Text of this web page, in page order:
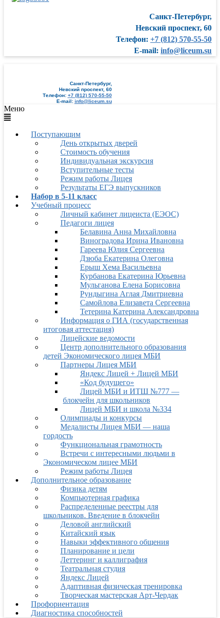
Санкт-Петербург,
Невский проспект, 60
Телефон: +7 (812) 570-55-50
E-mail: info@liceum.su
Санкт-Петербург,
Невский проспект, 60
Телефон: +7 (812) 570-55-50
E-mail: info@liceum.su
Меню
Поступающим
День открытых дверей
Стоимость обучения
Индивидуальная экскурсия
Вступительные тесты
Режим работы Лицея
Результаты ЕГЭ выпускников
Набор в 5-11 класс
Учебный процесс
Личный кабинет лицеиста (ЕЭОС)
Педагоги лицея
Белавина Анна Михайловна
Виноградова Ирина Ивановна
Гареева Юлия Сергеевна
Дзюба Екатерина Олеговна
Ерыш Хема Васильевна
Курбанова Екатерина Юрьевна
Мульганова Елена Борисовна
Рундыгина Аглая Дмитриевна
Самойлова Елизавета Сергеевна
Тетерина Катерина Александровна
Информация о ГИА (государственная
итоговая аттестация)
Лицейские ведомости
Центр дополнительного образования
детей Экономического лицея МБИ
Партнеры Лицея МБИ
Яндекс Лицей + Лицей МБИ
«Код будущего»
Лицей МБИ и ИТШ №777 —
блокчейн для школьников
Лицей МБИ и школа №334
Олимпиады и конкурсы
Медалисты Лицея МБИ — наша
гордость
Функциональная грамотность
Встречи с интересными людьми в
Экономическом лицее МБИ
Режим работы Лицея
Дополнительное образование
Физика детям
Компьютерная графика
Распределенные реестры для
школьников. Введение в блокчейн
Деловой английский
Китайский язык
Навыки эффективного общения
Планирование и цели
Леттеринг и каллиграфия
Театральная студия
Яндекс Лицей
Адаптивная физическая тренировка
Творческая мастерская Арт-Чердак
Профориентация
Диагностика способностей